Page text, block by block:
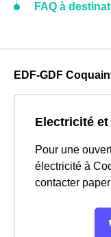
FAQ à
EDF-GDF
Electricité et
Pour une
électricité à
contacter